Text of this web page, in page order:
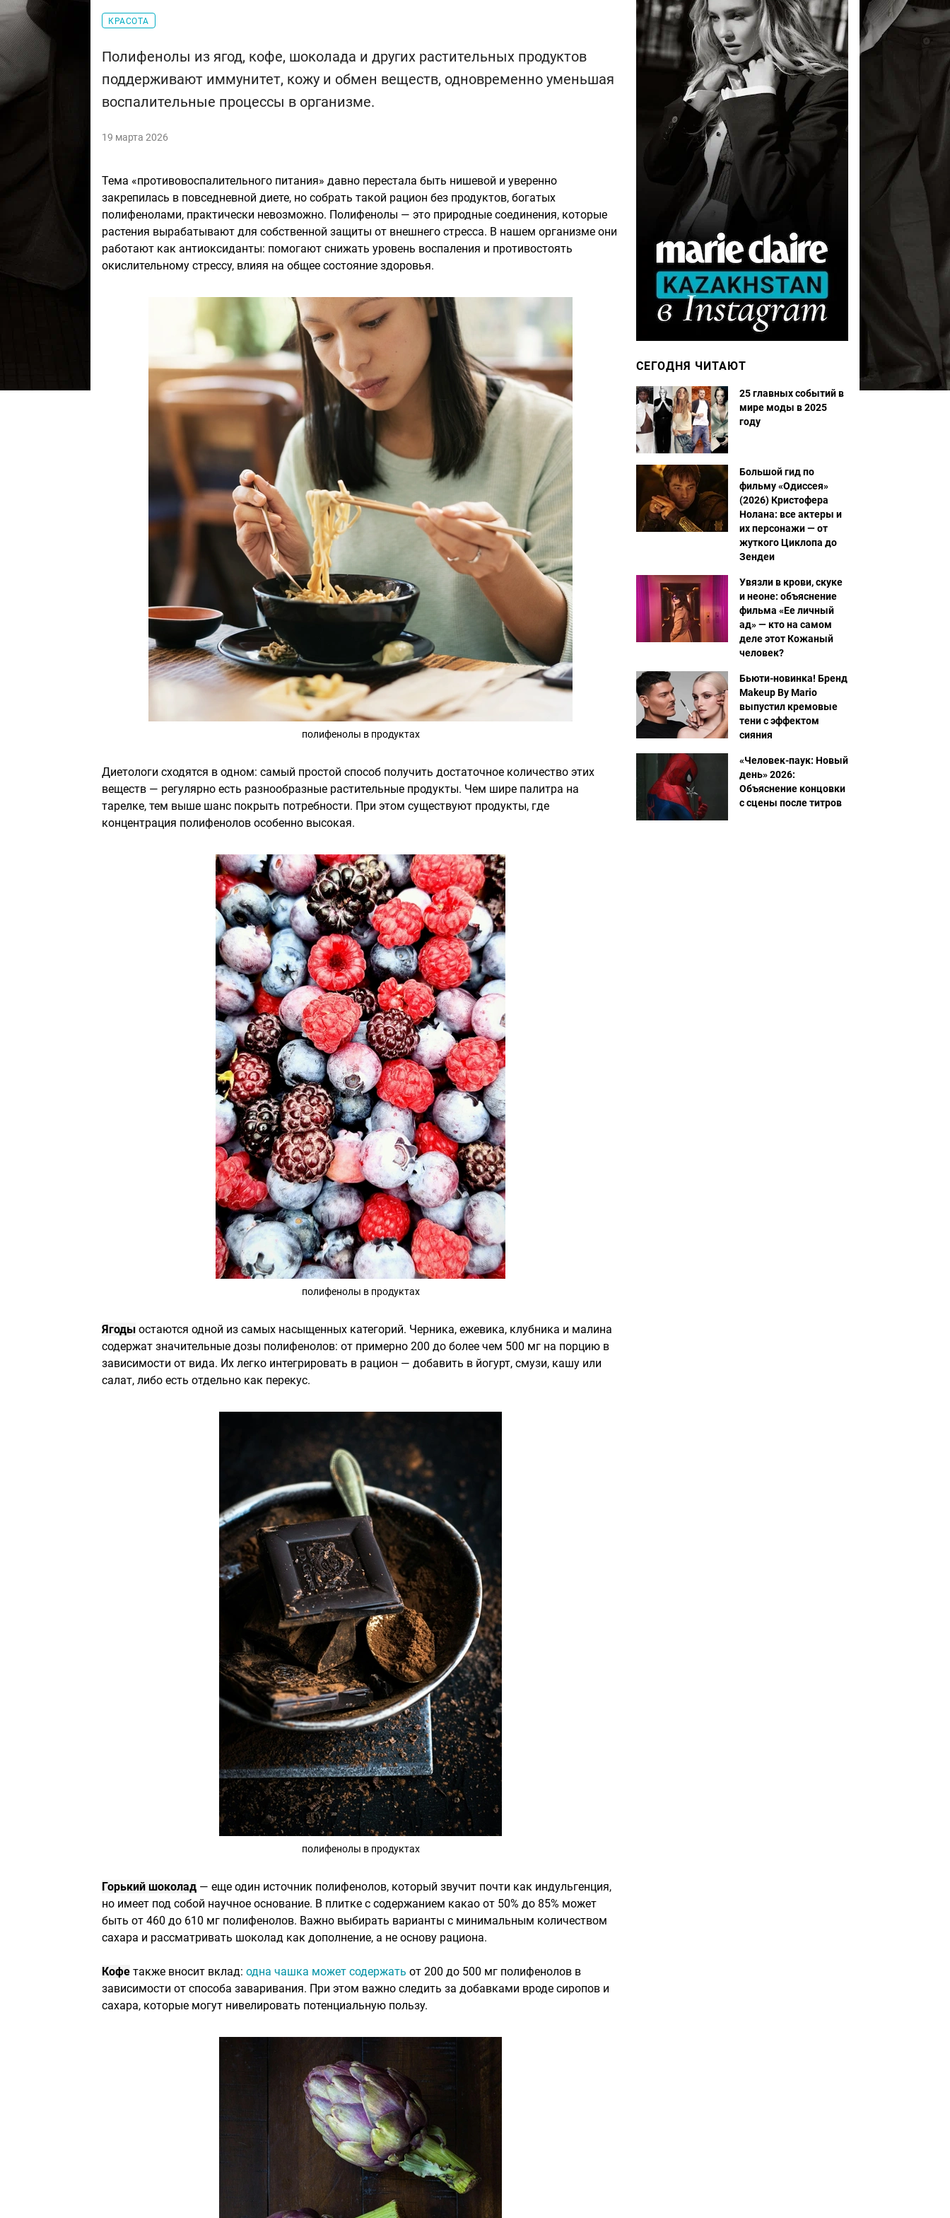
КРАСОТА
Полифенолы из ягод, кофе, шоколада и других растительных продуктов
поддерживают иммунитет, кожу и обмен веществ, одновременно уменьшая
воспалительные процессы в организме.
19 марта 2026
Тема «противовоспалительного питания» давно перестала быть нишевой и уверенно
закрепилась в повседневной диете, но собрать такой рацион без продуктов, богатых
полифенолами, практически невозможно. Полифенолы — это природные соединения, которые
растения вырабатывают для собственной защиты от внешнего стресса. В нашем организме они
работают как антиоксиданты: помогают снижать уровень воспаления и противостоять
окислительному стрессу, влияя на общее состояние здоровья.
полифенолы в продуктах
Диетологи сходятся в одном: самый простой способ получить достаточное количество этих
веществ — регулярно есть разнообразные растительные продукты. Чем шире палитра на
тарелке, тем выше шанс покрыть потребности. При этом существуют продукты, где
концентрация полифенолов особенно высокая.
полифенолы в продуктах
Ягоды остаются одной из самых насыщенных категорий. Черника, ежевика, клубника и малина
содержат значительные дозы полифенолов: от примерно 200 до более чем 500 мг на порцию в
зависимости от вида. Их легко интегрировать в рацион — добавить в йогурт, смузи, кашу или
салат, либо есть отдельно как перекус.
полифенолы в продуктах
Горький шоколад — еще один источник полифенолов, который звучит почти как индульгенция,
но имеет под собой научное основание. В плитке с содержанием какао от 50% до 85% может
быть от 460 до 610 мг полифенолов. Важно выбирать варианты с минимальным количеством
сахара и рассматривать шоколад как дополнение, а не основу рациона.
Кофе также вносит вклад: одна чашка может содержать от 200 до 500 мг полифенолов в
зависимости от способа заваривания. При этом важно следить за добавками вроде сиропов и
сахара, которые могут нивелировать потенциальную пользу.
СЕГОДНЯ ЧИТАЮТ
25 главных событий в
мире моды в 2025
году
Большой гид по
фильму «Одиссея»
(2026) Кристофера
Нолана: все актеры и
их персонажи — от
жуткого Циклопа до
Зендеи
Увязли в крови, скуке
и неоне: объяснение
фильма «Ее личный
ад» — кто на самом
деле этот Кожаный
человек?
Бьюти-новинка! Бренд
Makeup By Mario
выпустил кремовые
тени с эффектом
сияния
«Человек-паук: Новый
день» 2026:
Объяснение концовки
с сцены после титров